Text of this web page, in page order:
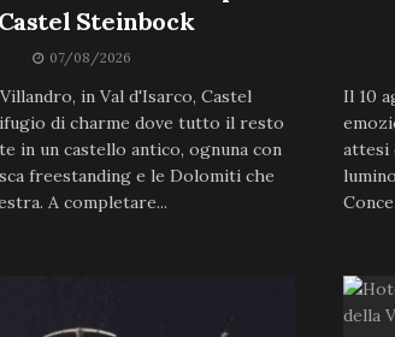
Steinbock
07/08/2026
in Val d'Isarco, Castel
di charme dove tutto il resto
in un castello antico, ognuna con
freestanding e le Dolomiti che
A completare...
Il 10
attesi